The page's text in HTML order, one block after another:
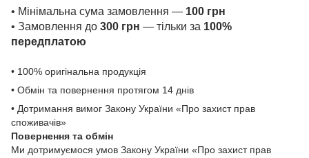
• Мінімальна сума замовлення — 100 грн
• Замовлення до 300 грн — тільки за 100%
передплатою
• 100% оригінальна продукція
• Обмін та повернення протягом 14 днів
• Дотримання вимог Закону України «Про захист прав
споживачів»
Повернення та обмін
Ми дотримуємося умов Закону України «Про захист прав